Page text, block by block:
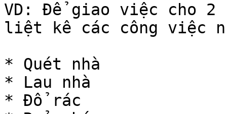
VD: Để giao việc cho 2
liệt kê các công việc
* Quét nhà
* Lau nhà
* Đổ rác